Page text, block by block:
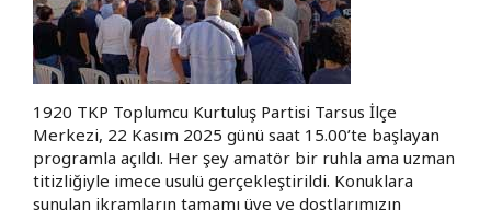
1920 TKP Toplumcu Kurtuluş Partisi Tarsus İlçe
Merkezi, 22 Kasım 2025 günü saat 15.00’te başlayan
programla açıldı. Her şey amatör bir ruhla ama uzman
titizliğiyle imece usulü gerçekleştirildi. Konuklara
sunulan ikramların tamamı üye ve dostlarımızın